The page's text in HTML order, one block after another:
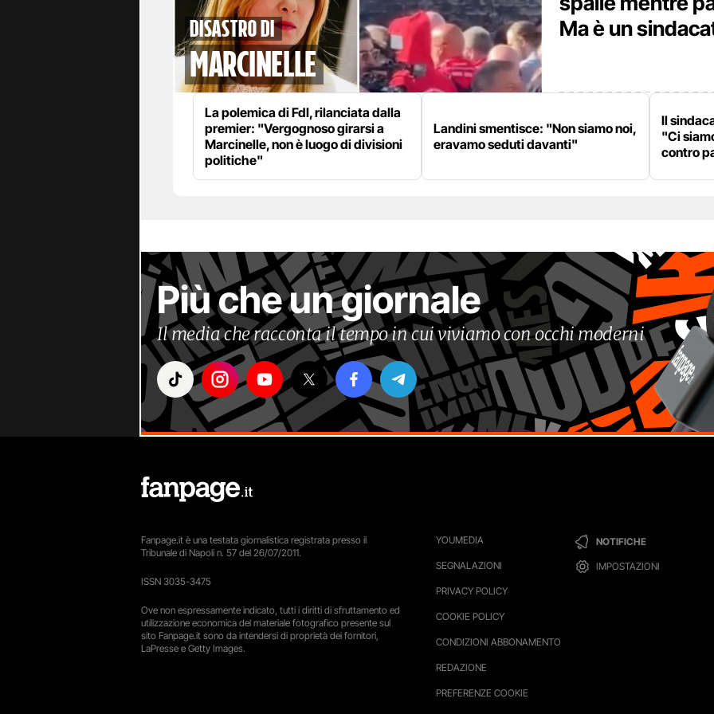
disastro di
marcinelle
Ma è un
La polemica di FdI, rilanciata dalla
premier: "Vergognoso girarsi a
Marcinelle, non è luogo di divisioni
politiche"
Landini smentisce: "Non siamo noi,
eravamo seduti davanti"
Il
"Ci
contro
Più che un giornale
Il media che racconta il tempo in cui viviamo con occhi moderni
YOUMEDIA
SEGNALAZIONI
PRIVACY POLICY
COOKIE POLICY
CONDIZIONI ABBONAMENTO
REDAZIONE
PREFERENZE COOKIE
NOTIFICHE
IMPOSTAZIONI
Fanpage.it è una testata giornalistica registrata presso il
Tribunale di Napoli n. 57 del 26/07/2011.
ISSN 3035-3475
Ove non espressamente indicato, tutti i diritti di sfruttamento ed
utilizzazione economica del materiale fotografico presente sul
sito Fanpage.it sono da intendersi di proprietà dei fornitori,
LaPresse e Getty Images.